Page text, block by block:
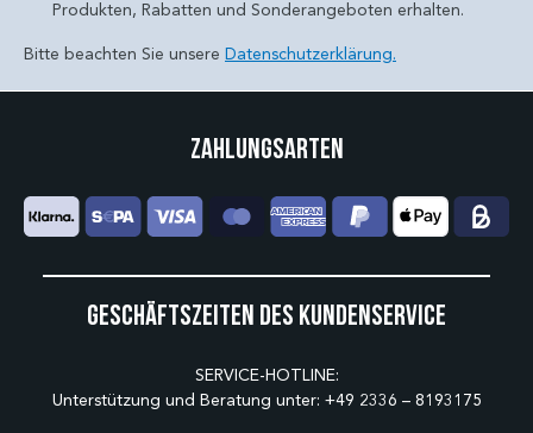
Produkten, Rabatten und Sonderangeboten erhalten.
Bitte beachten Sie unsere Datenschutzerklärung.
Geschäftszeiten des Kundenservice
SERVICE-HOTLINE:
Unterstützung und Beratung unter: +49 2336 – 8193175
Zahlungsarten